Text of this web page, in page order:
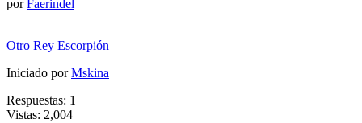
por Faerindel
Otro Rey Escorpión
Iniciado porMskina
Respuestas: 1
Vistas: 2,004